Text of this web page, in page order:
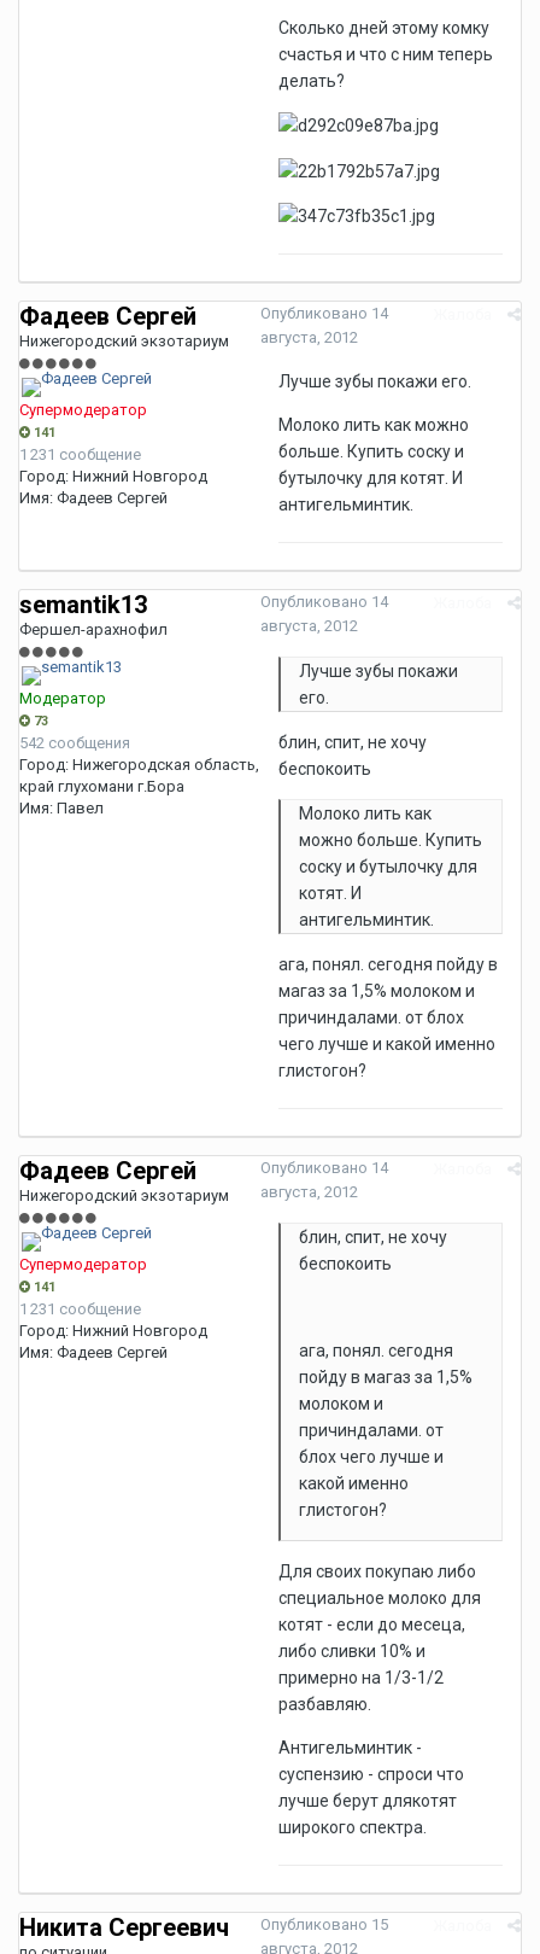
Сколько дней этому комку
счастья и что с ним теперь
делать?
Фадеев Сергей
Нижегородский экзотариум
Супермодератор
141
1 231 сообщение
Город: Нижний Новгород
Имя: Фадеев Сергей
Опубликовано 14
августа, 2012
Лучше зубы покажи его.
Молоко лить как можно
больше. Купить соску и
бутылочку для котят. И
антигельминтик.
semantik13
Фершел-арахнофил
Модератор
73
542 сообщения
Город: Нижегородская область,
край глухомани г.Бора
Имя: Павел
Опубликовано 14
августа, 2012
Лучше зубы покажи
его.
блин, спит, не хочу
беспокоить
Молоко лить как
можно больше. Купить
соску и бутылочку для
котят. И
антигельминтик.
ага, понял. сегодня пойду в
магаз за 1,5% молоком и
причиндалами. от блох
чего лучше и какой именно
глистогон?
Фадеев Сергей
Нижегородский экзотариум
Супермодератор
141
1 231 сообщение
Город: Нижний Новгород
Имя: Фадеев Сергей
Опубликовано 14
августа, 2012
блин, спит, не хочу
беспокоить
ага, понял. сегодня
пойду в магаз за 1,5%
молоком и
причиндалами. от
блох чего лучше и
какой именно
глистогон?
Для своих покупаю либо
специальное молоко для
котят - если до месеца,
либо сливки 10% и
примерно на 1/3-1/2
разбавляю.
Антигельминтик -
суспензию - спроси что
лучше берут длякотят
широкого спектра.
Никита Сергеевич Опубликовано 15
августа, 2012